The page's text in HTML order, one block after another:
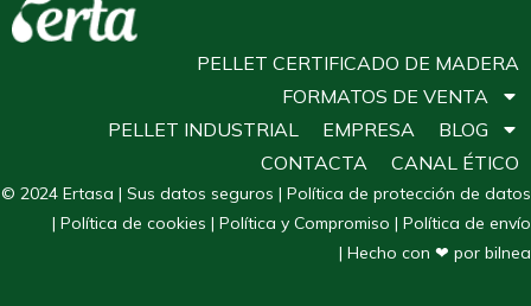
PELLET CERTIFICADO DE MADERA
FORMATOS DE VENTA
PELLET INDUSTRIAL
EMPRESA
BLOG
CONTACTA
CANAL ÉTICO
© 2024 Ertasa | Sus datos seguros | Política de protección de datos
| Política de cookies | Política y Compromiso | Política de envío
| Hecho con ❤ por bilnea